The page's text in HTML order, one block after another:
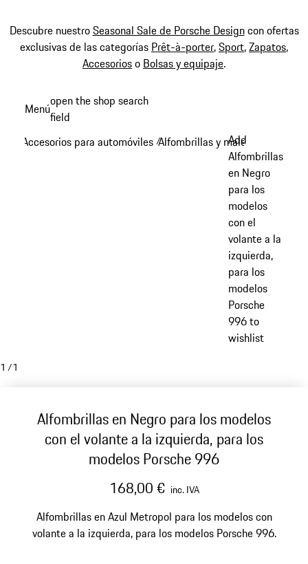
Descubre nuestroSeasonal Sale de Porsche Designcon ofertas
exclusivas de las categorías Prêt-à-porter,Sport,Zapatos,
Accesorioso Bolsas y equipaje.
principal
Menúopen the shop search
field
Accesorios para automóviles /Alfombrillas y maletero
Add
Alfombrillas
en Negro
para los
modelos
con el
volante a la
izquierda,
para los
modelos
Porsche
996 to
wishlist
1 /1
Alfombrillas en Negro para los modelos
con el volante a la izquierda, para los
modelos Porsche 996
168,00 € inc. IVA
Alfombrillas en Azul Metropol para los modelos con
volante a la izquierda, para los modelos Porsche 996.